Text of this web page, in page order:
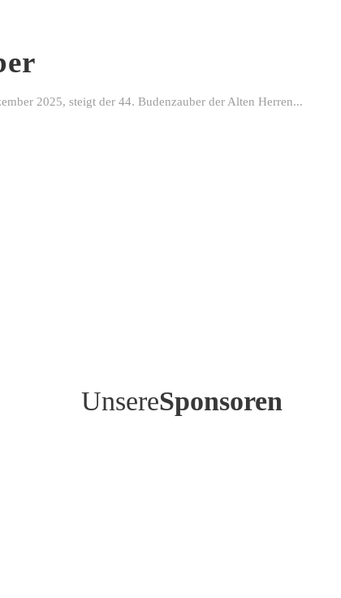
2025, steigt der 44. Budenzauber der Alten Herren...
UnsereSponsoren